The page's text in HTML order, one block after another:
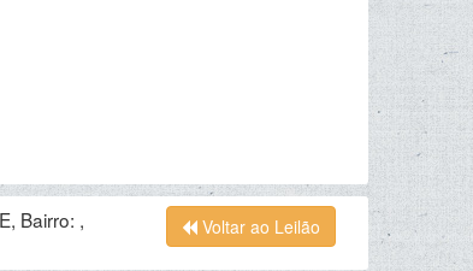
Bairro: ,
Voltar ao Leilão